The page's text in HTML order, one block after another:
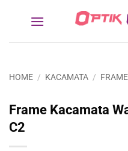
HOME / KACAMATA /
Frame Kacamata
C2